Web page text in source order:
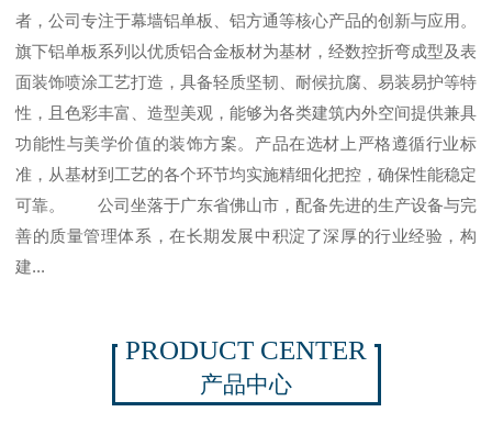
者，公司专注于幕墙铝单板、铝方通等核心产品的创新与应用。
旗下铝单板系列以优质铝合金板材为基材，经数控折弯成型及表
面装饰喷涂工艺打造，具备轻质坚韧、耐候抗腐、易装易护等特
性，且色彩丰富、造型美观，能够为各类建筑内外空间提供兼具
功能性与美学价值的装饰方案。产品在选材上严格遵循行业标
准，从基材到工艺的各个环节均实施精细化把控，确保性能稳定
可靠。 公司坐落于广东省佛山市，配备先进的生产设备与完
善的质量管理体系，在长期发展中积淀了深厚的行业经验，构
建...
PRODUCT CENTER
产品中心